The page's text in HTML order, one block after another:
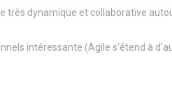
très dynamique et collaborative
intéressante (Agile s'étend à